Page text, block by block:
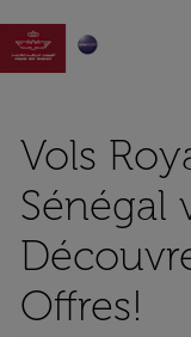

Vols
Sénégal
Offres!